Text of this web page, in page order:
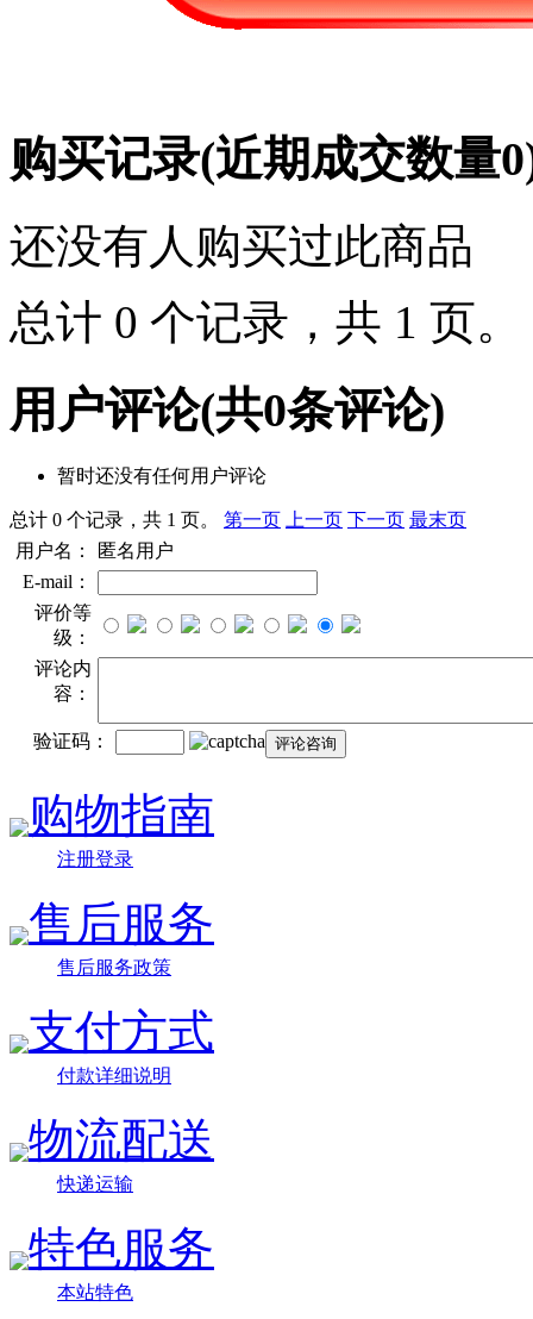
购买记录(近期成交数量0
还没有人购买过此商品
总计 0 个记录，共 1 页。
用户评论(共0条评论)
暂时还没有任何用户评论
总计 0 个记录，共 1 页。 第一页 上一页 下一页 最末页
用户名：
匿名用户
E-mail：
评价等
级：
评论内
容：
验证码：
购物指南
注册登录
售后服务
售后服务政策
支付方式
付款详细说明
物流配送
快递运输
特色服务
本站特色